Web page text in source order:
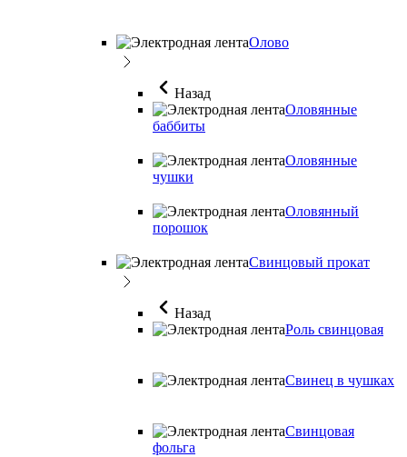
Олово
Назад
Оловянные
баббиты
Оловянные
чушки
Оловянный
порошок
Свинцовый прокат
Назад
Роль свинцовая
Свинец в чушках
Свинцовая
фольга